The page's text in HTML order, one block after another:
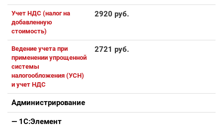
Учет НДС (налог на
добавленную
стоимость)
2920 руб.
Ведение учета при
применении упрощенной
системы
налогообложения (УСН)
и учет НДС
2721 руб.
Администрирование
— 1С:Элемент